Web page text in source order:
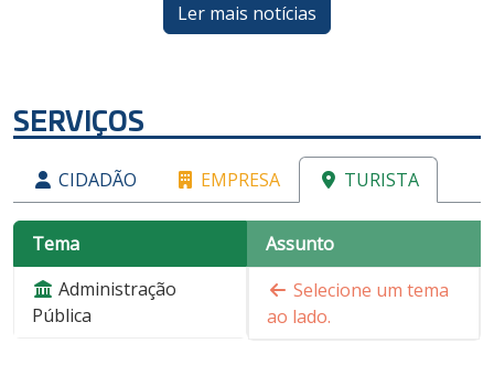
Ler mais notícias
SERVIÇOS
CIDADÃO EMPRESA TURISTA
Tema
Administração
Pública
Assunto
Selecione um tema
ao lado.